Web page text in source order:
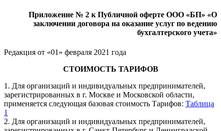
Приложение № 2 к Публичной оферте ООО «БП» «О
заключении договора на оказание услуг по ведению
бухгалтерского учета»
Редакция от «01» февраля 2021 года
СТОИМОСТЬ ТАРИФОВ
1. Для организаций и индивидуальных предпринимателей,
зарегистрированных в г. Москве и Московской области,
применяется следующая базовая стоимость Тарифов: Таблица
1
2. Для организаций и индивидуальных предпринимателей,